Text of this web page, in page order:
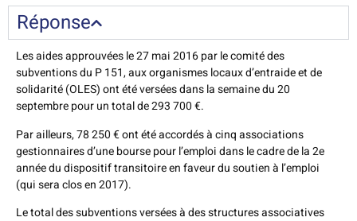
Réponse
Les aides approuvées le 27 mai 2016 par le comité des
subventions du P 151, aux organismes locaux d’entraide et de
solidarité (OLES) ont été versées dans la semaine du 20
septembre pour un total de 293 700 €.
Par ailleurs, 78 250 € ont été accordés à cinq associations
gestionnaires d’une bourse pour l’emploi dans le cadre de la 2e
année du dispositif transitoire en faveur du soutien à l’emploi
(qui sera clos en 2017).
Le total des subventions versées à des structures associatives